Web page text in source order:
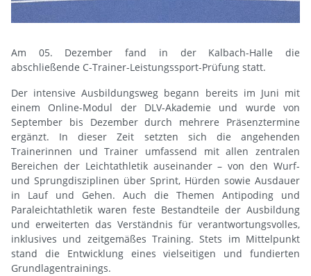
Am 05. Dezember fand in der Kalbach-Halle die
abschließende C-Trainer-Leistungssport-Prüfung statt.
Der intensive Ausbildungsweg begann bereits im Juni mit
einem Online-Modul der DLV-Akademie und wurde von
September bis Dezember durch mehrere Präsenztermine
ergänzt. In dieser Zeit setzten sich die angehenden
Trainerinnen und Trainer umfassend mit allen zentralen
Bereichen der Leichtathletik auseinander – von den Wurf-
und Sprungdisziplinen über Sprint, Hürden sowie Ausdauer
in Lauf und Gehen. Auch die Themen Antipoding und
Paraleichtathletik waren feste Bestandteile der Ausbildung
und erweiterten das Verständnis für verantwortungsvolles,
inklusives und zeitgemäßes Training. Stets im Mittelpunkt
stand die Entwicklung eines vielseitigen und fundierten
Grundlagentrainings.